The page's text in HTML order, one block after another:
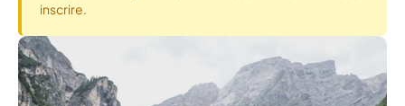
inscrire.